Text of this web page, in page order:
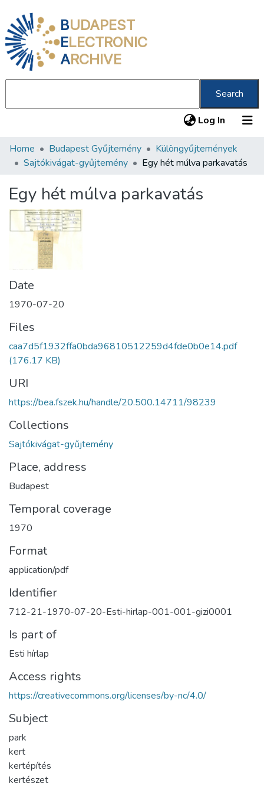
BUDAPEST
ELECTRONIC
ARCHIVE
Search
Log In (current)
Communities & Collections
Statistics
About us
Home Budapest Gyűjtemény
Különgyűjtemények
Sajtókivágat-gyűjtemény
Egy hét múlva parkavatás
Egy hét múlva parkavatás
Date
1970-07-20
Files
caa7d5f1932ffa0bda96810512259d4fde0b0e14.pdf
(176.17 KB)
URI
https://bea.fszek.hu/handle/20.500.14711/98239
Collections
Sajtókivágat-gyűjtemény
Place, address
Budapest
Temporal coverage
1970
Format
application/pdf
Identifier
712-21-1970-07-20-Esti-hirlap-001-001-gizi0001
Is part of
Esti hírlap
Access rights
https://creativecommons.org/licenses/by-nc/4.0/
Subject
park
kert
kertépítés
kertészet